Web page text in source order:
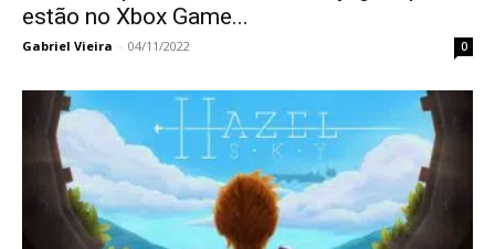
estão no Xbox Game...
Gabriel Vieira - 04/11/2022 0